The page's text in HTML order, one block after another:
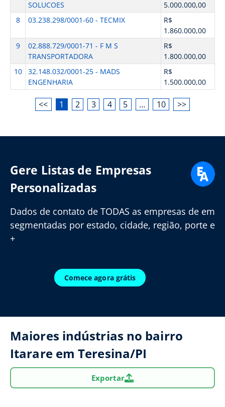
SOLUCOES
5.000.000,00
8
03.238.298/0001-60 - TECMIX
R$
1.860.000,00
9
02.888.729/0001-71 - F M S
TRANSPORTADORA
R$
1.800.000,00
10
32.148.032/0001-25 - MADS
ENGENHARIA
R$
1.500.000,00
<< 1 2 3 4 5 … 10 >>
Gere Listas de Empresas
Personalizadas
Dados de contato de TODAS as empresas de em
segmentadas por estado, cidade, região, porte e
+
Comece agora grátis
Maiores indústrias no bairro
Itarare em Teresina/PI
Exportar